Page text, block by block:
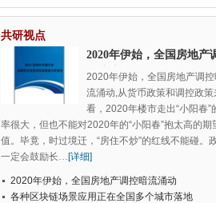
共研视点
2020年伊始，全国房地产
控暗流涌动
2020年伊始，全国房地产调
流涌动,从货币政策和调控政策
看，2020年楼市走出“小阳春”
率很大，但也不能对2020年的“小阳春”抱太高的期
值。毕竟，时过境迁，“房住不炒”的红线不能碰。
一定会鼓励长…[详细]
2020年伊始，全国房地产调控暗流涌动
各种区块链场景应用正在全国多个城市落地